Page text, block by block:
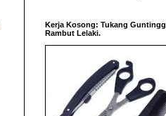
Kerja Kosong: Tukang Guntingg
Rambut Lelaki.